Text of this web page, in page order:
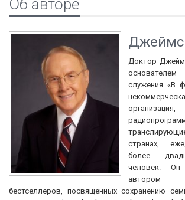
Об авторе
Джеймс
Доктор
служения «В
странах,
более
человек. Он
бестселлеров, посвященных сохранению